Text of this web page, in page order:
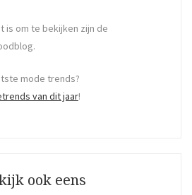
is om te bekijken zijn de
mode trends?
van dit jaar!
ook eens